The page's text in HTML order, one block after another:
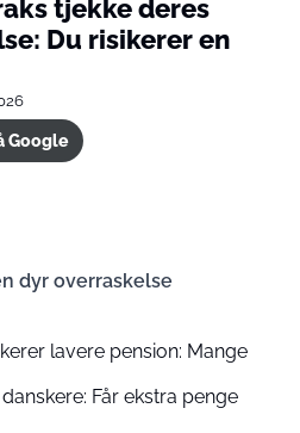
tjekke deres
Du risikerer en
Google
dyr overraskelse
lavere pension: Mange
Får ekstra penge